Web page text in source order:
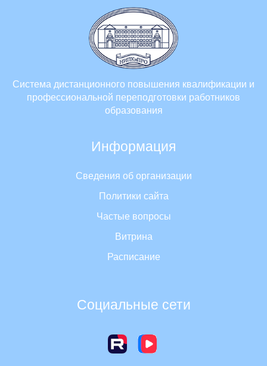
Система дистанционного повышения квалификации и
профессиональной переподготовки работников
образования
Информация
Сведения об организации
Политики сайта
Частые вопросы
Витрина
Расписание
Социальные сети